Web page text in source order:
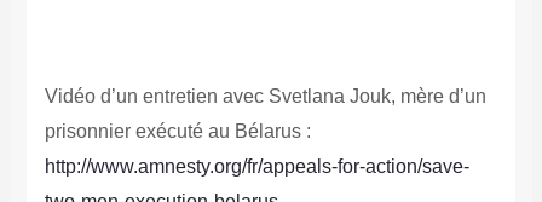
Vidéo d’un entretien avec Svetlana Jouk, mère d’un
prisonnier exécuté au Bélarus :
http://www.amnesty.org/fr/appeals-for-action/save-